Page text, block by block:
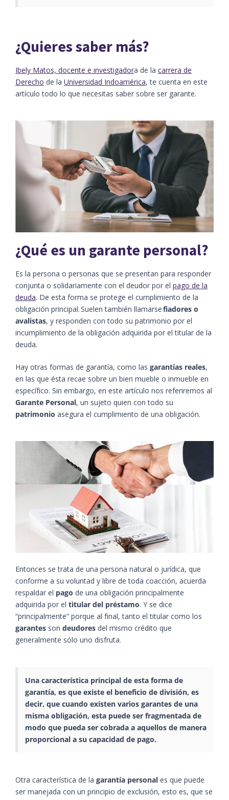
¿Quieres saber más?
Ibely Matos, docente e investigadora de la carrera de
Derecho de la Universidad Indoamérica, te cuenta en este
artículo todo lo que necesitas saber sobre ser garante.
¿Qué es un garante personal?
Es la persona o personas que se presentan para responder
conjunta o solidariamente con el deudor por el pago de la
deuda. De esta forma se protege el cumplimiento de la
obligación principal. Suelen también llamarsefiadores o
avalistas, y responden con todo su patrimonio por el
incumplimiento de la obligación adquirida por el titular de la
deuda.
Hay otras formas de garantía, como las garantías reales,
en las que ésta recae sobre un bien mueble o inmueble en
específico. Sin embargo, en este artículo nos referiremos al
Garante Personal, un sujeto quien con todo su
patrimonio asegura el cumplimiento de una obligación.
Entonces se trata de una persona natural o jurídica, que
conforme a su voluntad y libre de toda coacción, acuerda
respaldar el pago de una obligación principalmente
adquirida por el titular del préstamo. Y se dice
“principalmente” porque al final, tanto el titular como los
garantes son deudores del mismo crédito que
generalmente sólo uno disfruta.
Una característica principal de esta forma de
garantía, es que existe el beneficio de división, es
decir, que cuando existen varios garantes de una
misma obligación, esta puede ser fragmentada de
modo que pueda ser cobrada a aquellos de manera
proporcional a su capacidad de pago.
Otra característica de la garantía personal es que puede
ser manejada con un principio de exclusión, esto es, que se